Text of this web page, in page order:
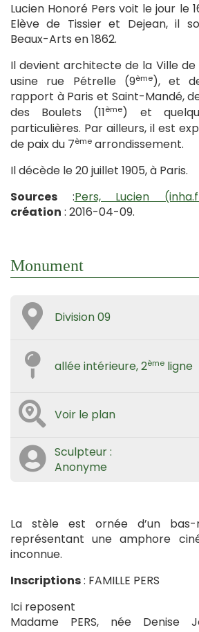
Lucien Honoré Pers voit le jour le
Elève de Tissier et Dejean, il
Beaux-Arts en 1862.
Il devient architecte de la Ville de
usine rue Pétrelle (9ème), et
rapport à Paris et Saint-Mandé,
des Boulets (11ème) et
particulières. Par ailleurs, il est
de paix du 7ème arrondissement.
Il décède le 20 juillet 1905, à Paris.
Sources :Pers, Lucien
création : 2016-04-09.
Monument
Division 09
allée intérieure, 2ème ligne
Voir le plan
Sculpteur :
Anonyme
La stèle est ornée d’un
représentant une amphore
inconnue.
Inscriptions: FAMILLE PERS
Ici reposent
Madame PERS, née Denise